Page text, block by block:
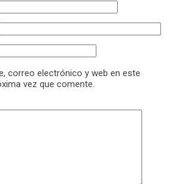
correo electrónico y web en este
vez que comente.